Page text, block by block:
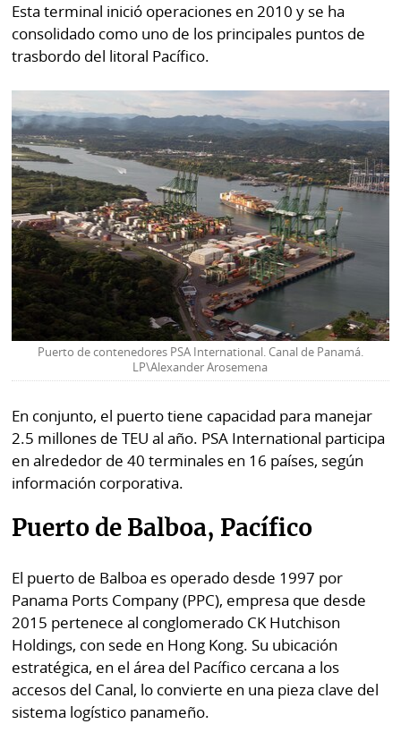
Esta terminal inició operaciones en 2010 y se ha
consolidado como uno de los principales puntos de
trasbordo del litoral Pacífico.
Puerto de contenedores PSA International. Canal de Panamá.
LP\Alexander Arosemena
En conjunto, el puerto tiene capacidad para manejar
2.5 millones de TEU al año. PSA International participa
en alrededor de 40 terminales en 16 países, según
información corporativa.
Puerto de Balboa, Pacífico
El puerto de Balboa es operado desde 1997 por
Panama Ports Company (PPC), empresa que desde
2015 pertenece al conglomerado CK Hutchison
Holdings, con sede en Hong Kong. Su ubicación
estratégica, en el área del Pacífico cercana a los
accesos del Canal, lo convierte en una pieza clave del
sistema logístico panameño.